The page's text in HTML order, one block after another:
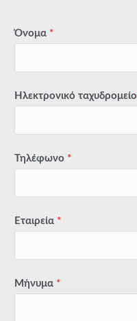
Όνομα *
Ηλεκτρονικό ταχυδρομείο
Τηλέφωνο *
Εταιρεία *
Μήνυμα *